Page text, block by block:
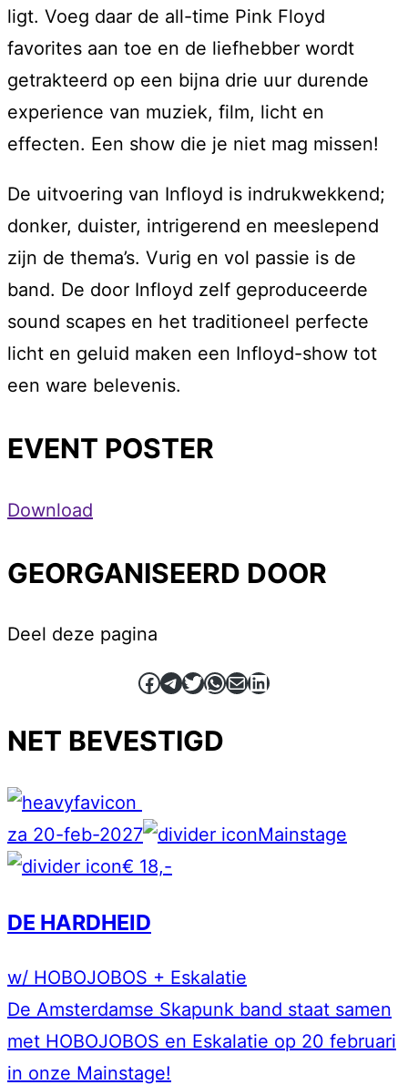
ligt. Voeg daar de all-time Pink Floyd
favorites aan toe en de liefhebber wordt
getrakteerd op een bijna drie uur durende
experience van muziek, film, licht en
effecten. Een show die je niet mag missen!
De uitvoering van Infloyd is indrukwekkend;
donker, duister, intrigerend en meeslepend
zijn de thema’s. Vurig en vol passie is de
band. De door Infloyd zelf geproduceerde
sound scapes en het traditioneel perfecte
licht en geluid maken een Infloyd-show tot
een ware belevenis.
EVENT POSTER
Download
GEORGANISEERD DOOR
Deel deze pagina
Facebook
Telegram
Twitter
WhatsApp
E-mailLinkedIn
NET BEVESTIGD
za 20-feb-2027
Mainstage
€ 18,-
DE HARDHEID
w/ HOBOJOBOS + Eskalatie
De Amsterdamse Skapunk band staat samen
met HOBOJOBOS en Eskalatie op 20 februari
in onze Mainstage!